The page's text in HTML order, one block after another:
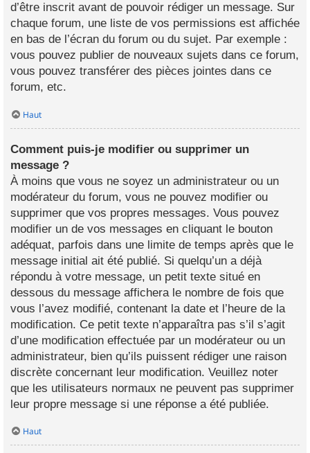
d’être inscrit avant de pouvoir rédiger un message. Sur
chaque forum, une liste de vos permissions est affichée
en bas de l’écran du forum ou du sujet. Par exemple :
vous pouvez publier de nouveaux sujets dans ce forum,
vous pouvez transférer des pièces jointes dans ce
forum, etc.
Haut
Comment puis-je modifier ou supprimer un
message ?
À moins que vous ne soyez un administrateur ou un
modérateur du forum, vous ne pouvez modifier ou
supprimer que vos propres messages. Vous pouvez
modifier un de vos messages en cliquant le bouton
adéquat, parfois dans une limite de temps après que le
message initial ait été publié. Si quelqu’un a déjà
répondu à votre message, un petit texte situé en
dessous du message affichera le nombre de fois que
vous l’avez modifié, contenant la date et l’heure de la
modification. Ce petit texte n’apparaîtra pas s’il s’agit
d’une modification effectuée par un modérateur ou un
administrateur, bien qu’ils puissent rédiger une raison
discrète concernant leur modification. Veuillez noter
que les utilisateurs normaux ne peuvent pas supprimer
leur propre message si une réponse a été publiée.
Haut